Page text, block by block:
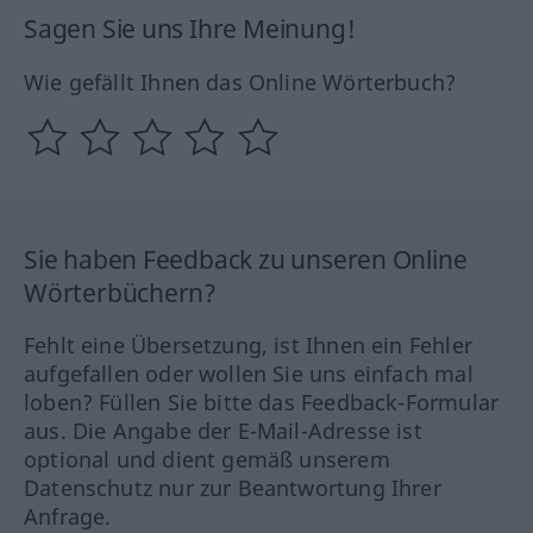
Sagen Sie uns Ihre Meinung!
Wie gefällt Ihnen das Online Wörterbuch?
Sie haben Feedback zu unseren Online
Wörterbüchern?
Fehlt eine Übersetzung, ist Ihnen ein Fehler
aufgefallen oder wollen Sie uns einfach mal
loben? Füllen Sie bitte das Feedback-Formular
aus. Die Angabe der E-Mail-Adresse ist
optional und dient gemäß unserem
Datenschutz nur zur Beantwortung Ihrer
Anfrage.